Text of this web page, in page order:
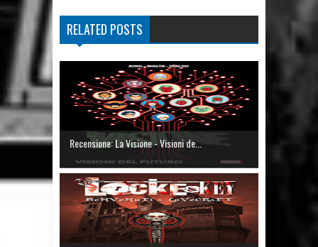
RELATED POSTS
Recensione: La Visione - Visioni de...